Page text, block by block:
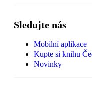
Sledujte nás
Mobilní aplikace
Kupte si knihu
Novinky